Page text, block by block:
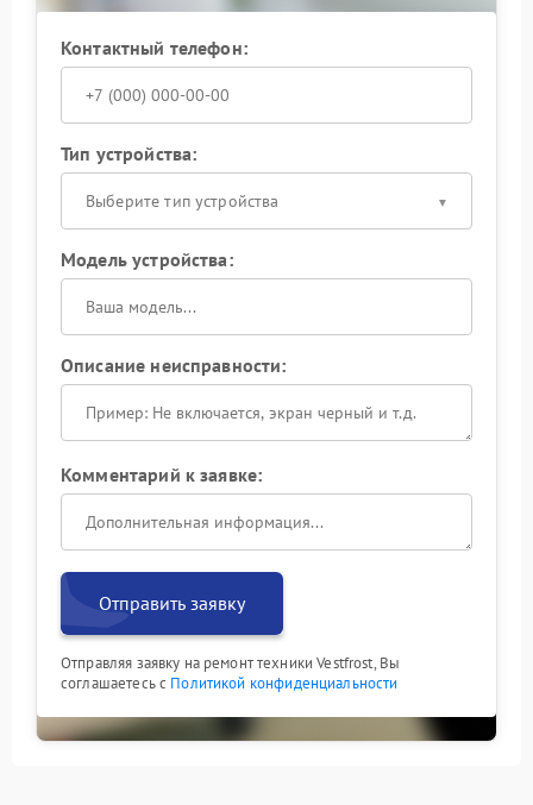
Контактный телефон:
Тип устройства:
Выберите тип устройства
Модель устройства:
Описание неисправности:
Комментарий к заявке:
Отправить заявку
Отправляя заявку на ремонт техники Vestfrost, Вы
соглашаетесь с Политикой конфиденциальности